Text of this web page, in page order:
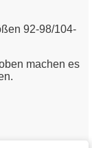
92-98/104-
machen es